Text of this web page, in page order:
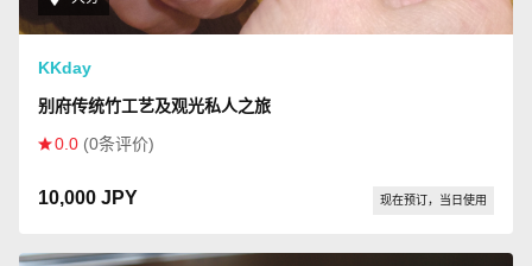
KKday
别府传统竹工艺及观光私人之旅
0.0 (0条评价)
10,000 JPY 现在预订，当日使用